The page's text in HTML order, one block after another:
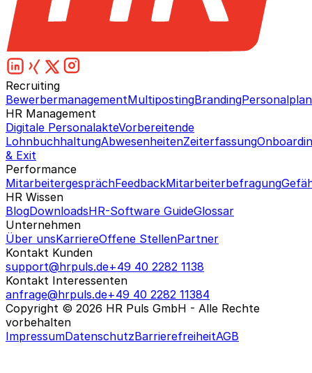
Recruiting
BewerbermanagementMultipostingBranding
HR Management
Digitale PersonalakteVorbereitende
LohnbuchhaltungAbwesenheitenZeiterfassung
& Exit
Performance
MitarbeitergesprächFeedbackMitarbeiterbefragung
HR Wissen
BlogDownloadsHR-Software GuideGlossar
Unternehmen
Über unsKarriereOffene StellenPartner
Kontakt Kunden
support@hrpuls.de+49 40 2282 1138
Kontakt Interessenten
anfrage@hrpuls.de+49 40 2282 11384
Copyright © 2026 HR Puls GmbH - Alle Rechte
vorbehalten
ImpressumDatenschutzBarrierefreiheitAGB